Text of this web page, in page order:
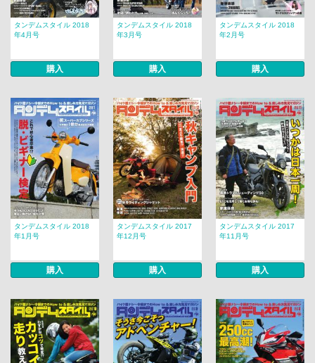
タンデムスタイル 2018
年4月号
購入
タンデムスタイル 2018
年3月号
購入
タンデムスタイル 2018
年2月号
購入
タンデムスタイル 2018
年1月号
購入
タンデムスタイル 2017
年12月号
購入
タンデムスタイル 2017
年11月号
購入